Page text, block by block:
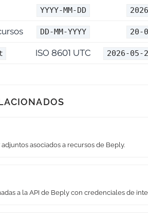
YYYY-MM-DD
DD-MM-YYYY 20-
ISO 8601 UTC 2026-05-
asociados a recursos de Beply.
a la API de Beply con credenciales de